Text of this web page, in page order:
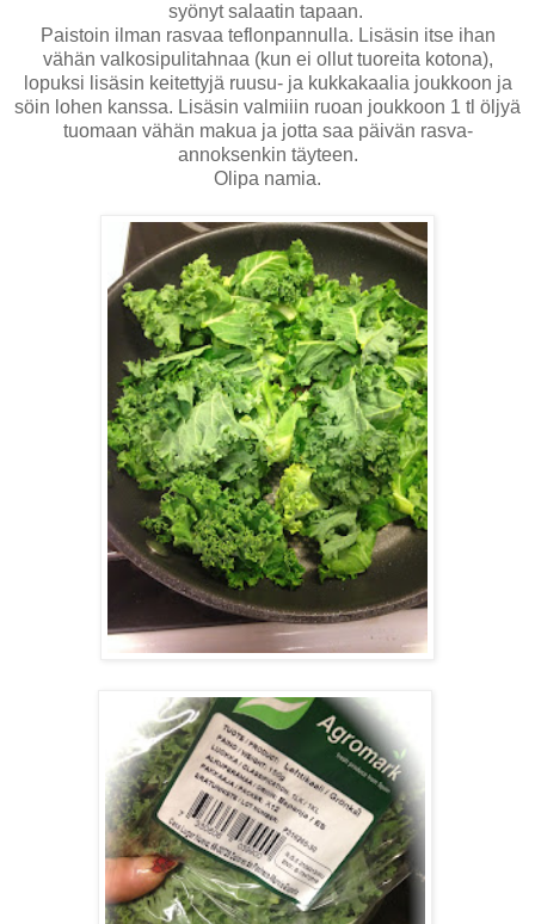
syönyt salaatin tapaan.
Paistoin ilman rasvaa teflonpannulla. Lisäsin itse ihan
vähän valkosipulitahnaa (kun ei ollut tuoreita kotona),
lopuksi lisäsin keitettyjä ruusu- ja kukkakaalia joukkoon ja
söin lohen kanssa. Lisäsin valmiiin ruoan joukkoon 1 tl öljyä
tuomaan vähän makua ja jotta saa päivän rasva-
annoksenkin täyteen.
Olipa namia.